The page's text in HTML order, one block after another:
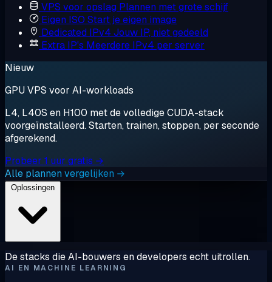
VPS voor opslag Plannen met grote schijf
Eigen ISO Start je eigen image
Dedicated IPv4 Jouw IP, niet gedeeld
Extra IP's Meerdere IPv4 per server
Nieuw
GPU VPS voor AI-workloads
L4, L40S en H100 met de volledige CUDA-stack
voorgeïnstalleerd. Starten, trainen, stoppen, per seconde
afgerekend.
Probeer 1 uur gratis →
Alle plannen vergelijken →
De stacks die AI-bouwers en developers echt uitrollen.
AI EN MACHINE LEARNING